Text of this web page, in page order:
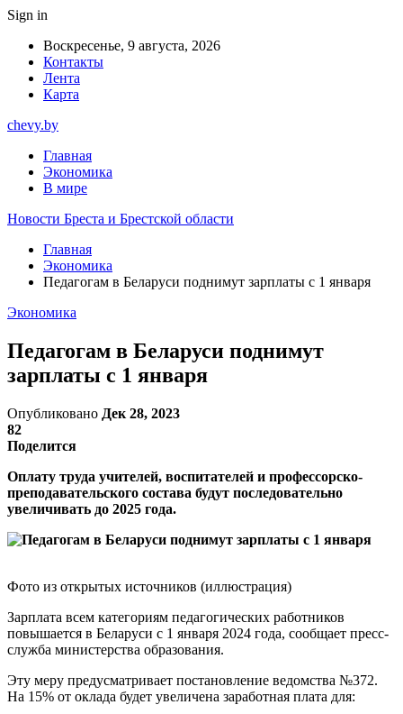
Sign in
Воскресенье, 9 августа, 2026
Контакты
Лента
Карта
chevy.by
Главная
Экономика
В мире
Новости Бреста и Брестской области
Главная
Экономика
Педагогам в Беларуси поднимут зарплаты с 1 января
Экономика
Педагогам в Беларуси поднимут
зарплаты с 1 января
Опубликовано Дек 28, 2023
82
Поделится
Оплату труда учителей, воспитателей и профессорско-
преподавательского состава будут последовательно
увеличивать до 2025 года.
Фото из открытых источников (иллюстрация)
Зарплата всем категориям педагогических работников
повышается в Беларуси с 1 января 2024 года, сообщает пресс-
служба министерства образования.
Эту меру предусматривает постановление ведомства №372.
На 15% от оклада будет увеличена заработная плата для: